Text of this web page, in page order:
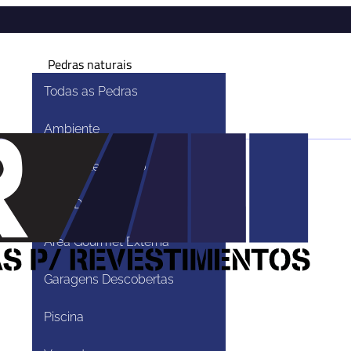
Pedras naturais
Todas as Pedras
Ambiente
Ambiente Externo
Área De Lazer
Área Gourmet Externa
Garagens Descobertas
Piscina
Naturais”